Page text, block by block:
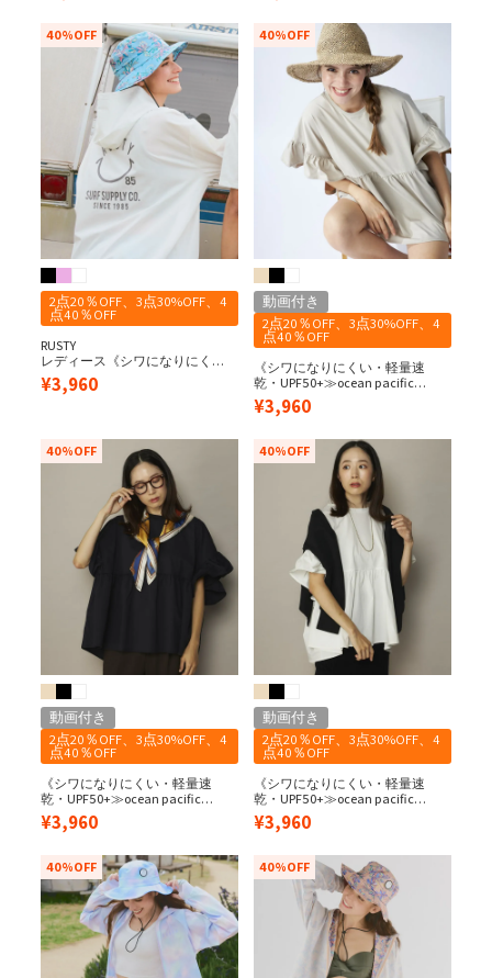
2点20％OFF、3点30%OFF、4
点40％OFF
RUSTY
レディース《シワになりにく
い・軽量速乾・UPF50+≫ペアテ
ックス 水陸両用 バックニコちゃ
40%OFF
¥3,960
動画付き
2点20％OFF、3点30%OFF、4
点40％OFF
《シワになりにくい・軽量速
乾・UPF50+≫ocean pacific
レディース 水陸両用/UPF50＋ 袖
フレアペアテックスTEE
40%OFF
¥3,960
動画付き
2点20％OFF、3点30%OFF、4
点40％OFF
《シワになりにくい・軽量速
乾・UPF50+≫ocean pacific
レディース 水陸両用/UPF50＋ 袖
フレアペアテックスTEE
40%OFF
¥3,960
動画付き
2点20％OFF、3点30%OFF、4
点40％OFF
《シワになりにくい・軽量速
乾・UPF50+≫ocean pacific
レディース 水陸両用/UPF50＋ 袖
フレアペアテックスTEE
40%OFF
¥3,960
40%OFF 40%OFF